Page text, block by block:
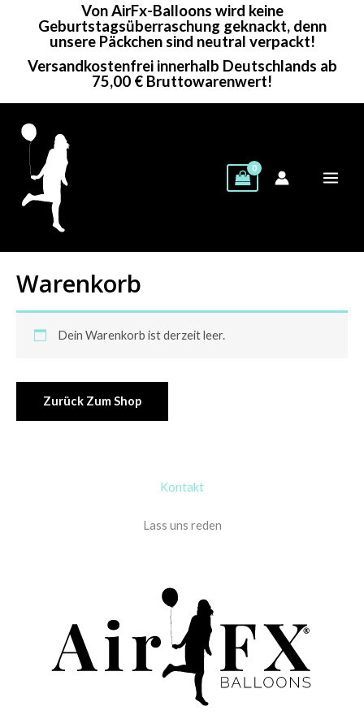
Von AirFx-Balloons wird keine
Geburtstagsüberraschung geknackt, denn
unsere Päckchen sind neutral verpackt!
Versandkostenfrei innerhalb Deutschlands ab
75,00 € Bruttowarenwert!
Warenkorb
Dein Warenkorb ist derzeit leer.
Zurück Zum Shop
Kontakt
Lass uns reden